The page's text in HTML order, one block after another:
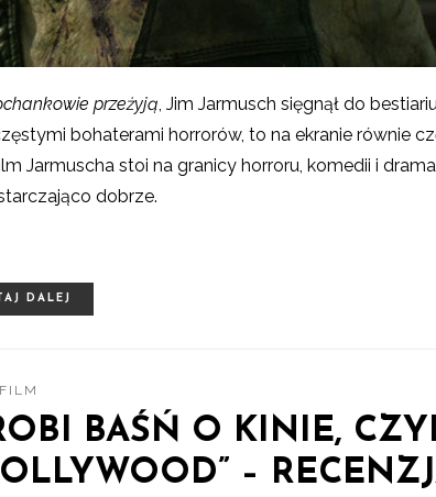
przeżyją, Jim Jarmusch sięgnął do
bohaterami horrorów, to na ekranie równie
Jarmuscha stoi na granicy horroru, komedii i
dobrze.
DALEJ
FILM
BAŚŃ O KINIE,
–